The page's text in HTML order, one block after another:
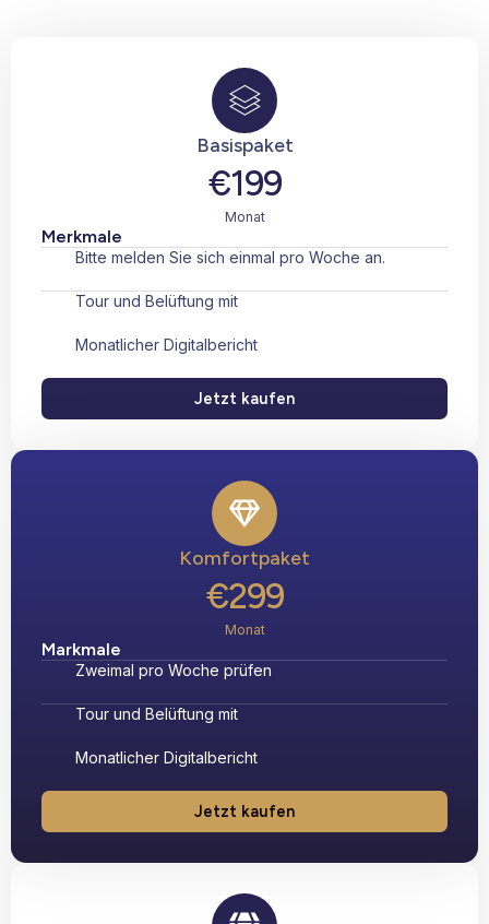
Basispaket
€199
Monat
Merkmale
Bitte melden Sie sich einmal pro Woche an.
Tour und Belüftung mit
Monatlicher Digitalbericht
Jetzt kaufen
Komfortpaket
€299
Monat
Markmale
Zweimal pro Woche prüfen
Tour und Belüftung mit
Monatlicher Digitalbericht
Jetzt kaufen